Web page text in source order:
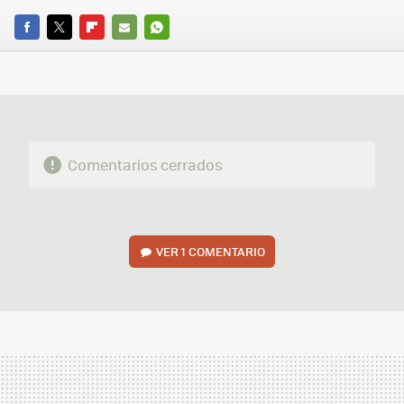
FACEBOOK
TWITTERFLIPBOARD
E-
WHATSAPP
Comentarios cerrados
VER1 COMENTARIO